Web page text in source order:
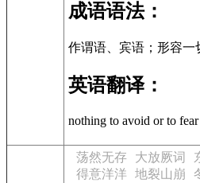
成语语法：
作谓语、宾语；形容一
英语翻译：
nothing to avoid or to fear
荡然无存 大放厥词
得意洋洋
地裂山崩